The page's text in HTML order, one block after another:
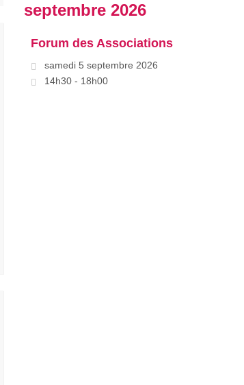
septembre 2026
Forum des Associations
samedi 5 septembre 2026
14h30 - 18h00